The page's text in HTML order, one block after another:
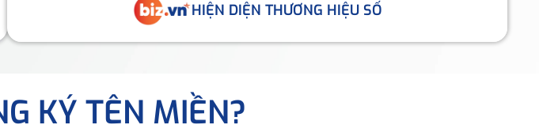
HIỆN DIỆN THƯƠNG HIỆU SỐ
KÝ TÊN MIỀN?